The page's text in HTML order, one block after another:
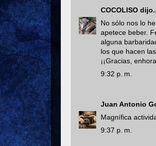
COCOLISO
No sólo nos lo
apetece beber.
alguna
los que hacen
¡¡Gracias,
9:32 p. m.
Juan Antonio
Magnífica
9:37 p. m.